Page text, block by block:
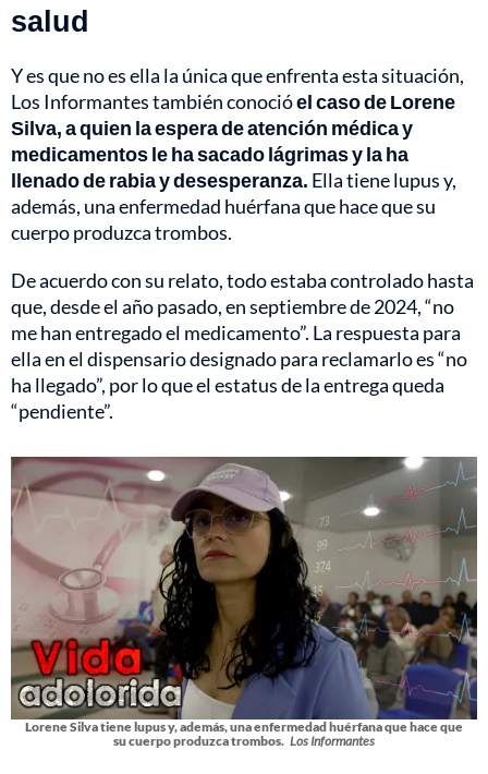
salud
Y es que no es ella la única que enfrenta esta situación,
Los Informantes también conocióel caso de Lorene
Silva, a quien la espera de atención médica y
medicamentos le ha sacado lágrimas y la ha
llenado de rabia y desesperanza. Ella tiene lupus y,
además, una enfermedad huérfana que hace que su
cuerpo produzca trombos.
De acuerdo con su relato, todo estaba controlado hasta
que, desde el año pasado, en septiembre de 2024, “no
me han entregado el medicamento”. La respuesta para
ella en el dispensario designado para reclamarlo es “no
ha llegado”, por lo que el estatus de la entrega queda
“pendiente”.
Lorene Silva tiene lupus y, además, una enfermedad huérfana que hace que
su cuerpo produzca trombos. Los Informantes